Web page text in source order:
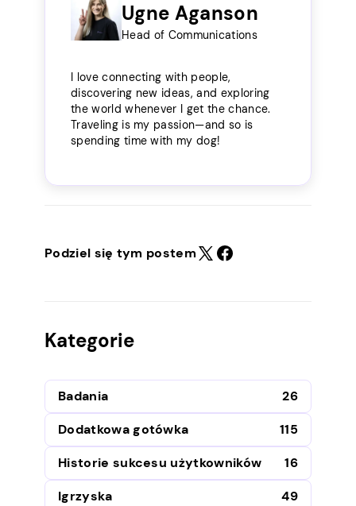
Ugne Aganson
Head of Communications
I love connecting with people,
discovering new ideas, and exploring
the world whenever I get the chance.
Traveling is my passion—and so is
spending time with my dog!
Podziel się tym postem
Kategorie
Badania
26
Dodatkowa gotówka
115
Historie sukcesu użytkowników
16
Igrzyska
49